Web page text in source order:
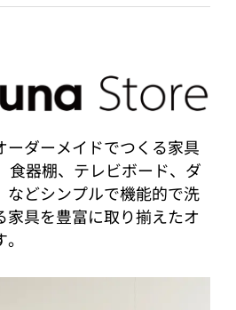
ーダーメイドでつくる家具
食器棚、テレビボード、ダ
などシンプルで機能的で洗
具を豊富に取り揃えたオ